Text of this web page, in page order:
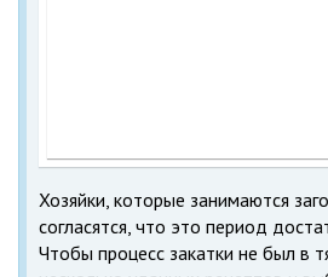
Хозяйки, которые занимаются
согласятся, что это период
Чтобы процесс закатки не был в